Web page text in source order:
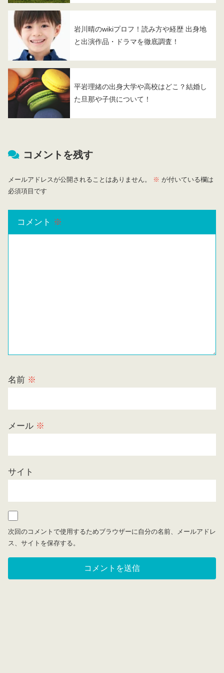
岩川晴のwikiプロフ！読み方や経歴 出身地
と出演作品・ドラマを徹底調査！
平岩理緒の出身大学や高校はどこ？結婚し
た旦那や子供について！
コメントを残す
メールアドレスが公開されることはありません。 ※ が付いている欄は
必須項目です
コメント ※
名前 ※
メール ※
サイト
次回のコメントで使用するためブラウザーに自分の名前、メールアドレ
ス、サイトを保存する。